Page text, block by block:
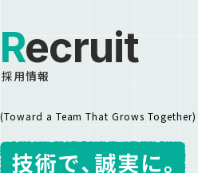
Recruit
採用情報
(Toward a Team That Grows Together)